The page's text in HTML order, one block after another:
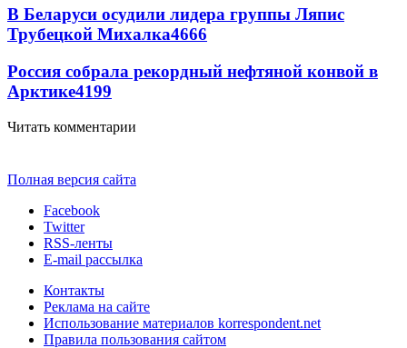
В Беларуси осудили лидера группы Ляпис
Трубецкой Михалка4666
Россия собрала рекордный нефтяной конвой в
Арктике4199
Читать комментарии
Полная версия сайта
Facebook
Twitter
RSS-ленты
E-mail рассылка
Контакты
Реклама на сайте
Использование материалов korrespondent.net
Правила пользования сайтом